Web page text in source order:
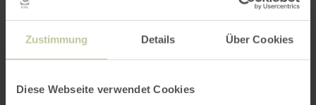
Zustimmung Details Über Cookies
Diese Webseite verwendet Cookies